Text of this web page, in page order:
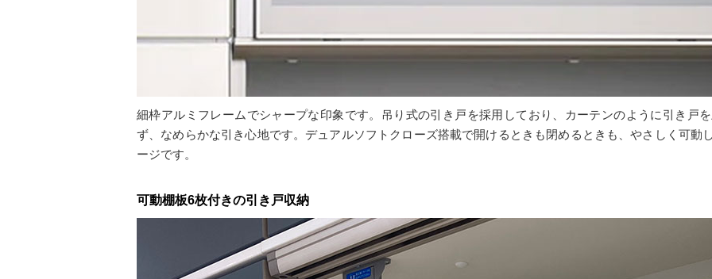
細枠アルミフレームでシャープな印象です。吊り式の引き戸を採用しており、カーテンのように引き戸
ず、なめらかな引き心地です。デュアルソフトクローズ搭載で開けるときも閉めるときも、やさしく可
ージです。
可動棚板6枚付きの引き戸収納